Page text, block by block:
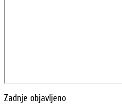
Zadnje objavljeno